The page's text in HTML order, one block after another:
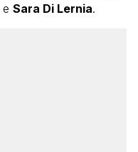
e Sara Di Lernia.